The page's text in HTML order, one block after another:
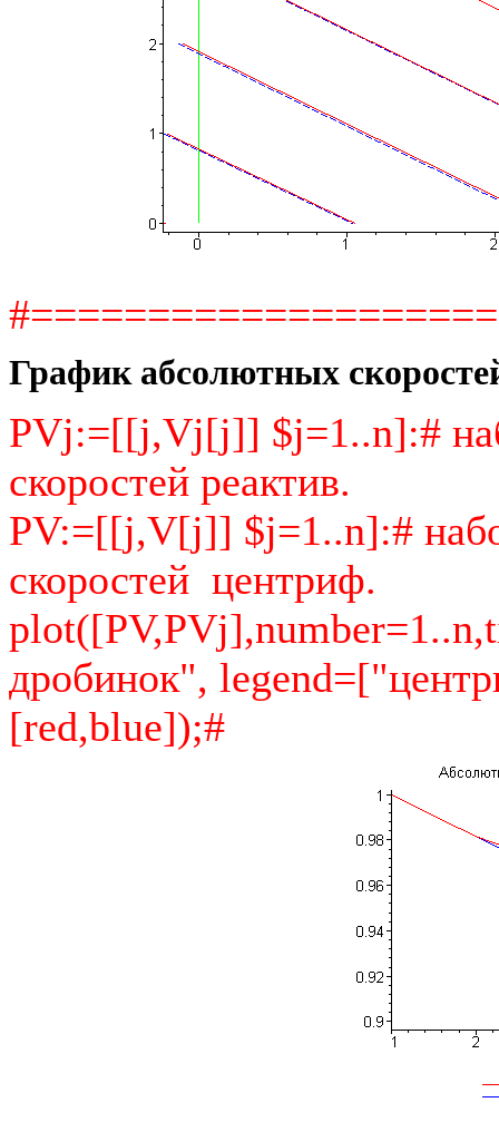
График абсолютных
PVj:=[[j,Vj[j]] $j=1..n]:#
скоростей реактив.
PV:=[[j,V[j]] $j=1..n]:#
скоростей центриф.
дробинок",
[red,blue]);#